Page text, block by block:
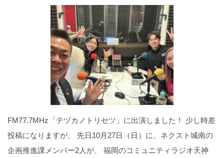
FM77.7MHz「テヅカノトリセツ」に出演しました！ 少し時差
投稿になりますが、 先日10月27日（日）に、ネクスト城南の
企画推進課メンバー2人が、 福岡のコミュニティラジオ天神